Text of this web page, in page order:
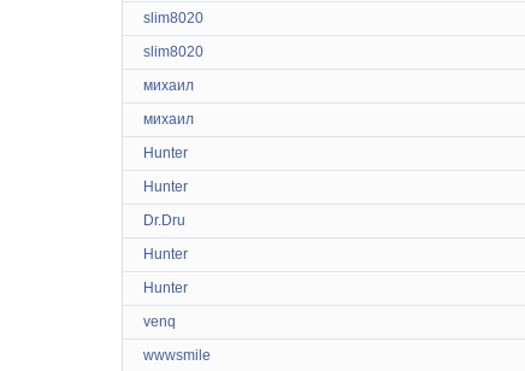
slim8020
slim8020
михаил
михаил
Hunter
Hunter
Dr.Dru
Hunter
Hunter
venq
wwwsmile